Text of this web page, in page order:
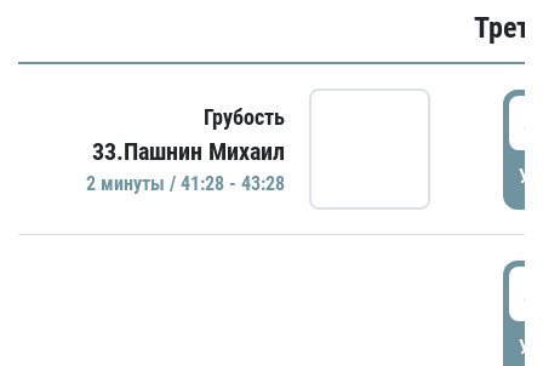
Грубость
33.Пашнин Михаил
2 минуты / 41:28 - 43:28